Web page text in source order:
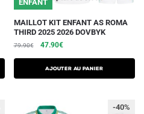
produit
ENFANT
MAILLOT KIT ENFANT AS ROMA
THIRD 2025 2026 DOVBYK
79.90€
Le
initial
était :
47.90€Le
actuel
est :
AJOUTER AU PANIER
Ce
produit
a
plusieurs
variations.
options
-40%